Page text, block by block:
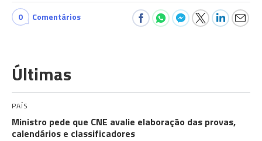
0 Comentários
Últimas
PAÍS
Ministro pede que CNE avalie elaboração das provas,
calendários e classificadores